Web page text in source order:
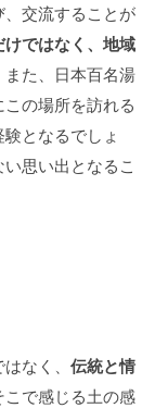
交流することが
ではなく、地域
また、日本百名湯
の場所を訪れる
となるでしょ
思い出となるこ
なく、 伝統と情
で感じる土の感